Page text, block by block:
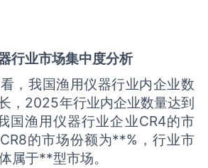
行业市场集中度分析
，我国渔用仪器行业内企业数
，2025年行业内企业数量达到
国渔用仪器行业企业CR4的市
的市场份额为**%，行业市
属于**型市场。